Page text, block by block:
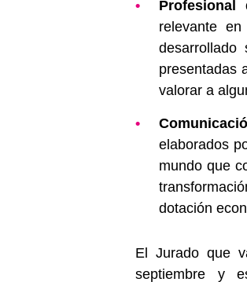
Profesional
relevante
desarrollado
presentadas
valorar a
elaborados
mundo que
dotación
El Jurado que
septiembre y